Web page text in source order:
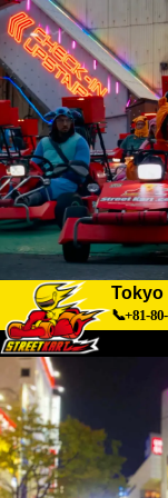
Tokyo
📞+81-
Om oss
Hitta hit